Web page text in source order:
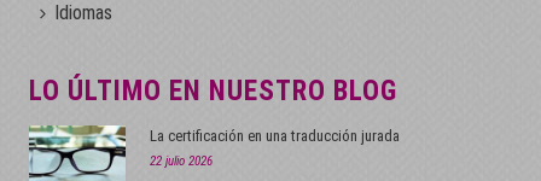
Idiomas
LO ÚLTIMO EN NUESTRO BLOG
La certificación en una traducción jurada
22 julio 2026